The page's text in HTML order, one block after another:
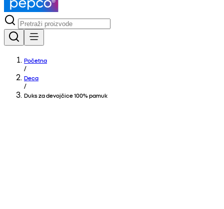
Početna
/
Deca
/
Duks za devojčice 100% pamuk